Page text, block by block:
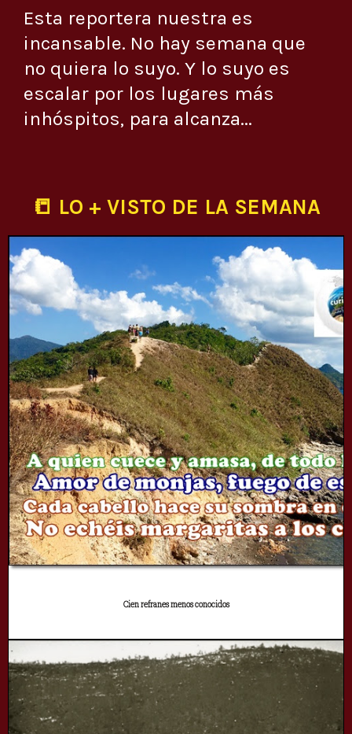
Esta reportera nuestra es
incansable. No hay semana que
no quiera lo suyo. Y lo suyo es
escalar por los lugares más
inhóspitos, para alcanza...
📒 LO + VISTO DE LA SEMANA
Cien refranes menos conocidos